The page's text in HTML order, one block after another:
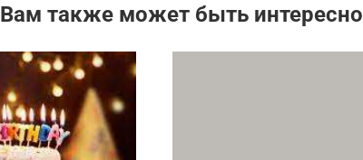
Вам также может быть интересно